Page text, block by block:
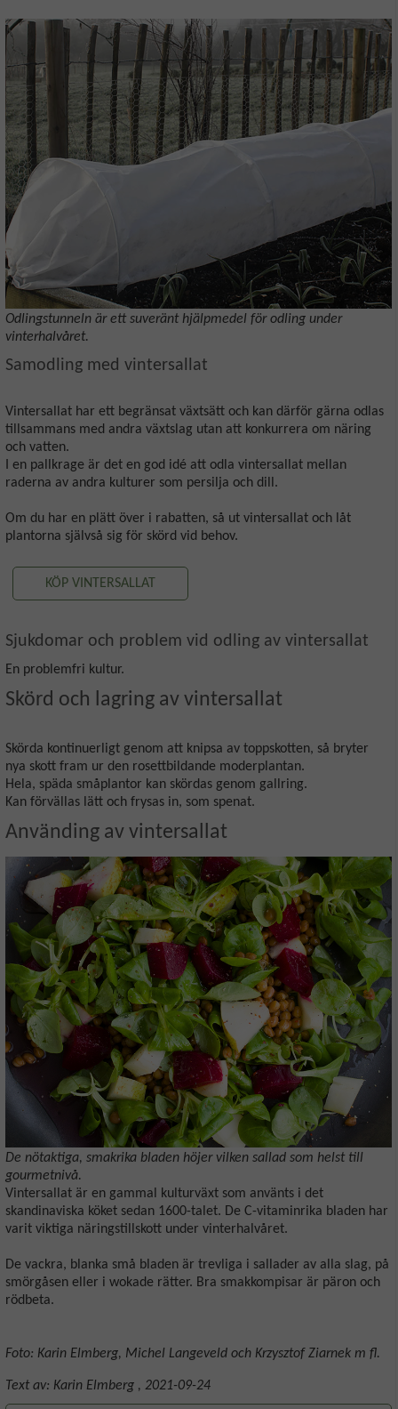
Odlingstunneln är ett suveränt hjälpmedel för odling under
vinterhalvåret.
Samodling med vintersallat
Vintersallat har ett begränsat växtsätt och kan därför gärna odlas
tillsammans med andra växtslag utan att konkurrera om näring
och vatten.
I en pallkrage är det en god idé att odla vintersallat mellan
raderna av andra kulturer som persilja och dill.
Om du har en plätt över i rabatten, så ut vintersallat och låt
plantorna självså sig för skörd vid behov.
KÖP VINTERSALLAT
Sjukdomar och problem vid odling av vintersallat
En problemfri kultur.
Skörd och lagring av vintersallat
Skörda kontinuerligt genom att knipsa av toppskotten, så bryter
nya skott fram ur den rosettbildande moderplantan.
Hela, späda småplantor kan skördas genom gallring.
Kan förvällas lätt och frysas in, som spenat.
Använding av vintersallat
De nötaktiga, smakrika bladen höjer vilken sallad som helst till
gourmetnivå.
Vintersallat är en gammal kulturväxt som använts i det
skandinaviska köket sedan 1600-talet. De C-vitaminrika bladen har
varit viktiga näringstillskott under vinterhalvåret.
De vackra, blanka små bladen är trevliga i sallader av alla slag, på
smörgåsen eller i wokade rätter. Bra smakkompisar är päron och
rödbeta.
Foto: Karin Elmberg, Michel Langeveld och Krzysztof Ziarnek m fl.
Text av: Karin Elmberg , 2021-09-24